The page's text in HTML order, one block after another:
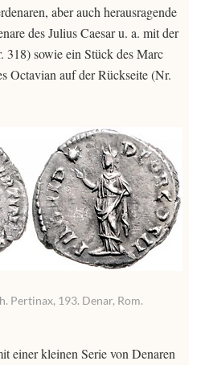
aber auch herausragende
des Julius Caesar u. a. mit der
318) sowie ein Stück des Marc
Octavian auf der Rückseite (Nr.
Pertinax, 193. Denar, Rom.
einer kleinen Serie von Denaren